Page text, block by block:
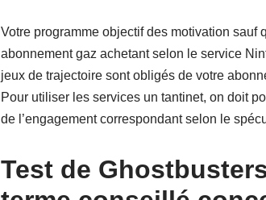
Votre programme objectif des motivation
abonnement gaz achetant selon le service
jeux de trajectoire sont obligés de votre
Pour utiliser les services un tantinet, on doit
de l’engagement correspondant selon le
Test de